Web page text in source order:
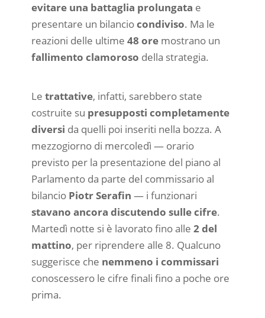
evitare una battaglia prolungata e
presentare un bilanciocondiviso. Ma le
reazioni delle ultime 48 oremostrano un
fallimento clamoroso della strategia.
Le trattative, infatti, sarebbero state
costruite su presupposti completamente
diversi da quelli poi inseriti nella bozza. A
mezzogiorno di mercoledì — orario
previsto per la presentazione del piano al
Parlamento da parte del commissario al
bilancio Piotr Serafin — i funzionari
stavano ancora discutendo sulle cifre.
Martedì notte si è lavorato fino alle 2 del
mattino, per riprendere alle 8. Qualcuno
suggerisce che nemmeno i commissari
conoscessero le cifre finali fino a poche ore
prima.